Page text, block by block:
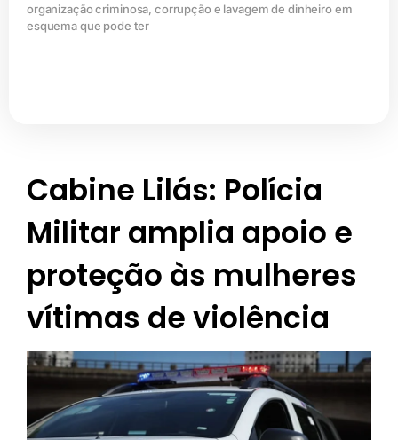
organização criminosa, corrupção e lavagem de dinheiro em
esquema que pode ter
Cabine Lilás: Polícia
Militar amplia apoio e
proteção às mulheres
vítimas de violência